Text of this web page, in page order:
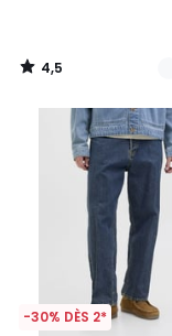
110,00
€. 4,5
/
-30% DÈS 2*